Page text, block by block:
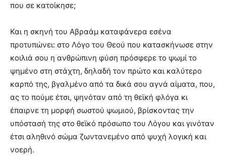
που σε κατοίκησε;
Και η σκηνή του Αβραάμ καταφάνερα εσένα
προτυπώνει: στο Λόγο του Θεού που κατασκήνωσε στην
κοιλιά σου η ανθρώπινη φύση πρόσφερε το ψωμί το
ψημένο στη στάχτη, δηλαδή τον πρώτο και καλύτερο
καρπό της, βγαλμένο από τα δικά σου αγνά αίματα, που,
ας το πούμε έτσι, ψηνόταν από τη θεϊκή φλόγα κι
έπαιρνε τη μορφή σωστού ψωμιού, βρίσκοντας την
υπόστασή της στο θεϊκό πρόσωπο του Λόγου και γινόταν
έτσι αληθινό σώμα ζωντανεμένο από ψυχή λογική και
νοερή.